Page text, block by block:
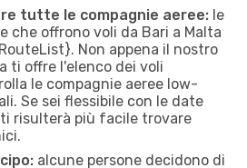
tutte le compagnie aeree: le
che offrono voli da Bari a Malta
Non appena il nostro
ti offre l'elenco dei voli
le compagnie aeree low-
Se sei flessibile con le date
risulterà più facile trovare
alcune persone decidono di